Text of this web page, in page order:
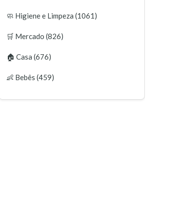
🧼 Higiene e Limpeza (1061)
🛒 Mercado (826)
🏠 Casa (676)
👶 Bebês (459)